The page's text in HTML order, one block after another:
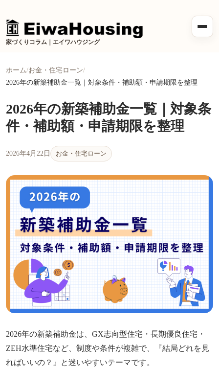
家づくりコラム｜エイワハウジング
メ
ホーム お金・住宅ローン
2026年の新築補助金一覧｜対象条件・補助額・申請期限を整理
2026年の新築補助金一覧｜対象条
件・補助額・申請期限を整理
2026年4月22日 お金・住宅ローン
2026年の新築補助金は、GX志向型住宅・長期優良住宅・
ZEH水準住宅など、制度や条件が複雑で、『結局どれを見
ればいいの？』と迷いやすいテーマです。